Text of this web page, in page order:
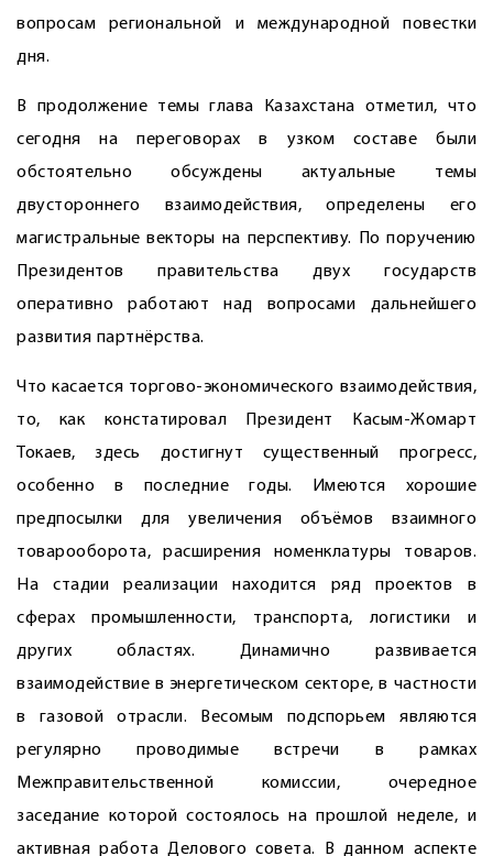
вопросам региональной и международной повестки
дня.
В продолжение темы глава Казахстана отметил, что
сегодня на переговорах в узком составе были
обстоятельно обсуждены актуальные темы
двустороннего взаимодействия, определены его
магистральные векторы на перспективу. По поручению
Президентов правительства двух государств
оперативно работают над вопросами дальнейшего
развития партнёрства.
Что касается торгово-экономического взаимодействия,
то, как констатировал Президент Касым-Жомарт
Токаев, здесь достигнут существенный прогресс,
особенно в последние годы. Имеются хорошие
предпосылки для увеличения объёмов взаимного
товарооборота, расширения номенклатуры товаров.
На стадии реализации находится ряд проектов в
сферах промышленности, транспорта, логистики и
других областях. Динамично развивается
взаимодействие в энергетическом секторе, в частности
в газовой отрасли. Весомым подспорьем являются
регулярно проводимые встречи в рамках
Межправительственной комиссии, очередное
заседание которой состоялось на прошлой неделе, и
активная работа Делового совета. В данном аспекте